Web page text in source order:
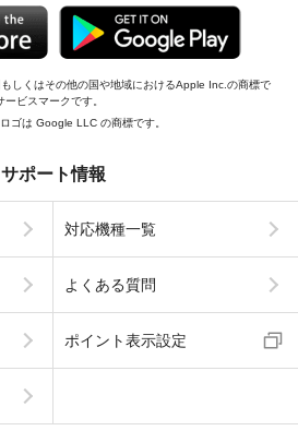
しくはその他の国や地域におけるApple Inc.の商標で
ビスマークです。
ゴは Google LLC の商標です。
サポート情報
対応機種一覧
よくある質問
ポイント表示設定